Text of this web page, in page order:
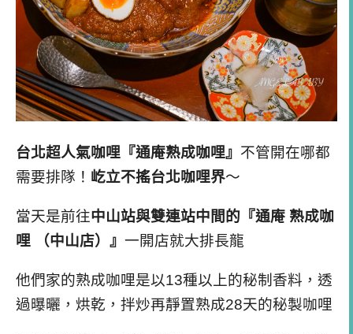
台北超人氣咖哩『通庵熟成咖哩』 不管開在哪都
需要排隊！ 屹立不搖台北咖哩界～
當天是前往中山站與雙連站中間的『通庵 熟成咖
哩 （中山店）』 一開店就大排長龍
他們家的熟成咖哩是以13種以上的秘制香料，透
過曝曬，烘乾，拌炒再靜置熟成28天的秘製咖哩